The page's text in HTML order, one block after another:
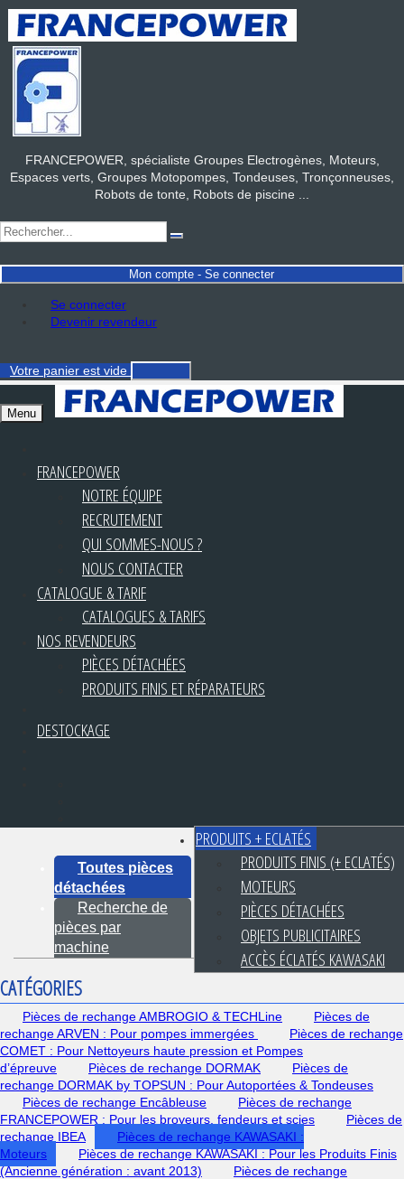
FRANCEPOWER, spécialiste Groupes Electrogènes, Moteurs,
Espaces verts, Groupes Motopompes, Tondeuses, Tronçonneuses,
Robots de tonte, Robots de piscine ...
Mon compte - Se connecter
Se connecter
Devenir revendeur
Votre panier est vide
Menu
FRANCEPOWER
NOTRE ÉQUIPE
RECRUTEMENT
QUI SOMMES-NOUS ?
NOUS CONTACTER
CATALOGUE & TARIF
CATALOGUES & TARIFS
NOS REVENDEURS
PIÈCES DÉTACHÉES
PRODUITS FINIS ET RÉPARATEURS
DESTOCKAGE
PRODUITS + ECLATÉS
PRODUITS FINIS (+ ECLATÉS)
MOTEURS
PIÈCES DÉTACHÉES
OBJETS PUBLICITAIRES
ACCÈS ÉCLATÉS KAWASAKI
Toutes pièces
détachées
Recherche de
pièces par
machine
CATÉGORIES
Pièces de rechange AMBROGIO & TECHLine
Pièces de
rechange ARVEN : Pour pompes immergées
Pièces de rechange
COMET : Pour Nettoyeurs haute pression et Pompes
d’épreuve
Pièces de rechange DORMAK
Pièces de
rechange DORMAK by TOPSUN : Pour Autoportées & Tondeuses
Pièces de rechange Encâbleuse
Pièces de rechange
FRANCEPOWER : Pour les broyeurs, fendeurs et scies
Pièces de
rechange IBEA
Pièces de rechange KAWASAKI :
Moteurs
Pièces de rechange KAWASAKI : Pour les Produits Finis
(Ancienne génération : avant 2013)
Pièces de rechange